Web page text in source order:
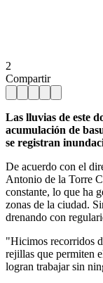
2
Compartir
Las lluvias de este
acumulación de
se registran
De acuerdo con el
Antonio de la Torre
constante, lo que ha
zonas de la ciudad.
drenando con
"Hicimos recorridos
rejillas que permiten
logran trabajar sin